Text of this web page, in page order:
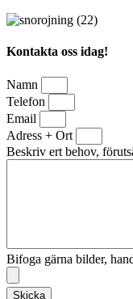
Kontakta oss idag!
Namn
Telefon
Email
Adress + Ort
Beskriv ert behov,
Bifoga gärna bilder,
Skicka